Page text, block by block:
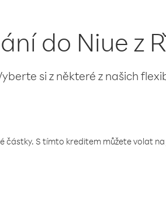
do Niue z
si z některé z našich
S tímto kreditem můžete volat na